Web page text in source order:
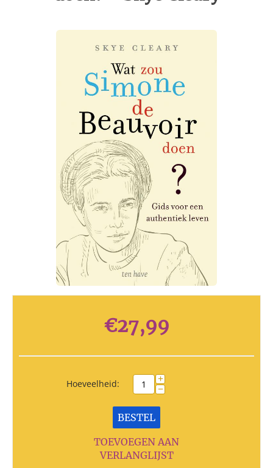
€27,99
Hoeveelheid: +
−
BESTEL
TOEVOEGEN AAN
VERLANGLIJST